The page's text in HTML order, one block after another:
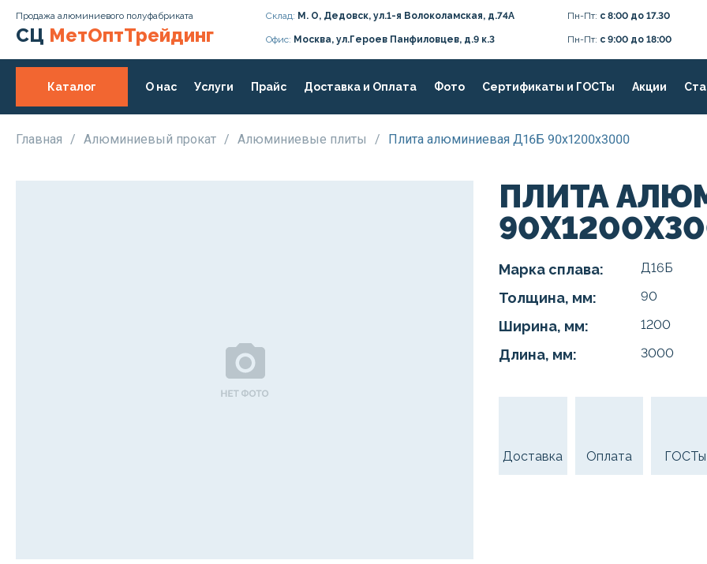
Продажа алюминиевого полуфабриката
СЦ МетОптТрейдинг
Склад: М. О, Дедовск, ул.1-я Волоколамская, д.74А
Офис: Москва, ул.Героев Панфиловцев, д.9 к.3
Пн-Пт: с 8:00 до 17.30
Пн-Пт: с 9:00 до 18:00
Каталог О нас Услуги Прайс Доставка и Оплата Фото Сертификаты и ГОСТы Акции
Главная / Алюминиевый прокат / Алюминиевые плиты / Плита алюминиевая Д16Б 90х1200х3000
ПЛИТА
Марка сплава: Д16Б
Толщина, мм: 90
Ширина, мм: 1200
Длина, мм: 3000
Доставка Оплата ГОСТы